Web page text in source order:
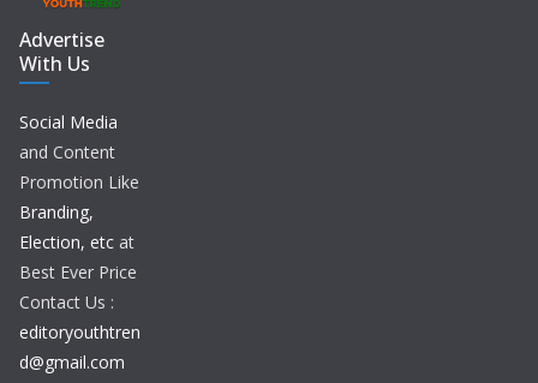
Advertise
With Us
Social Media
and Content
Promotion Like
Branding,
Election, etc at
Best Ever Price
Contact Us :
editoryouthtren
d@gmail.com